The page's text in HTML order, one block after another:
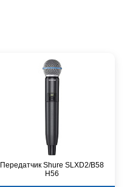
Передатчик Shure SLXD2/B58
H56